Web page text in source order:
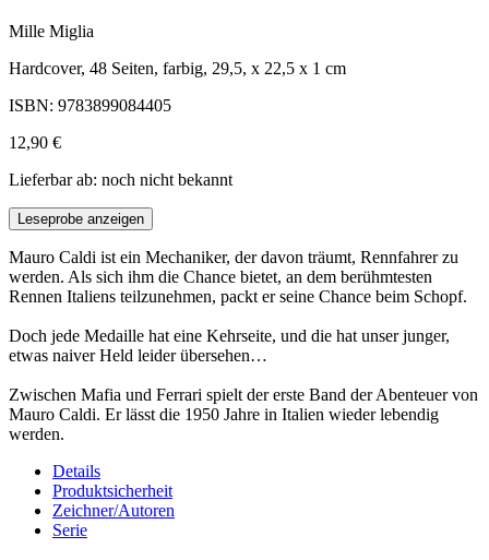
Mille Miglia
Hardcover, 48 Seiten, farbig, 29,5, x 22,5 x 1 cm
ISBN: 9783899084405
12,90 €
Lieferbar ab: noch nicht bekannt
Leseprobe anzeigen
Mauro Caldi ist ein Mechaniker, der davon träumt, Rennfahrer zu
werden. Als sich ihm die Chance bietet, an dem berühmtesten
Rennen Italiens teilzunehmen, packt er seine Chance beim Schopf.
Doch jede Medaille hat eine Kehrseite, und die hat unser junger,
etwas naiver Held leider übersehen…
Zwischen Mafia und Ferrari spielt der erste Band der Abenteuer von
Mauro Caldi. Er lässt die 1950 Jahre in Italien wieder lebendig
werden.
Details
Produktsicherheit
Zeichner/Autoren
Serie